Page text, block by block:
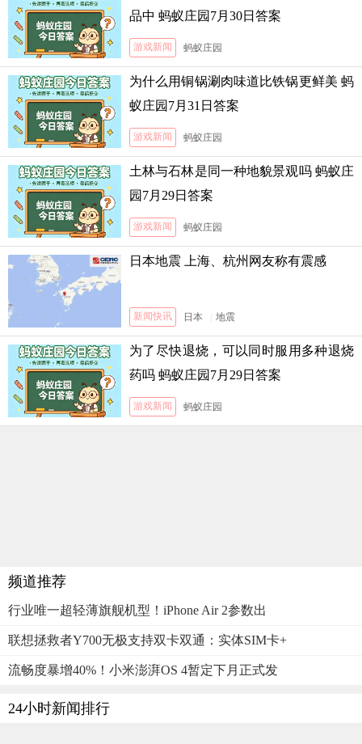
品中 蚂蚁庄园7月30日答案
游戏新闻 蚂蚁庄园
为什么用铜锅涮肉味道比铁锅更鲜美 蚂
蚁庄园7月31日答案
游戏新闻 蚂蚁庄园
土林与石林是同一种地貌景观吗 蚂蚁庄
园7月29日答案
游戏新闻 蚂蚁庄园
日本地震 上海、杭州网友称有震感
新闻快讯 日本 地震
为了尽快退烧，可以同时服用多种退烧
药吗 蚂蚁庄园7月29日答案
游戏新闻 蚂蚁庄园
频道推荐
行业唯一超轻薄旗舰机型！iPhone Air 2参数出
联想拯救者Y700无极支持双卡双通：实体SIM卡+
流畅度暴增40%！小米澎湃OS 4暂定下月正式发
24小时新闻排行